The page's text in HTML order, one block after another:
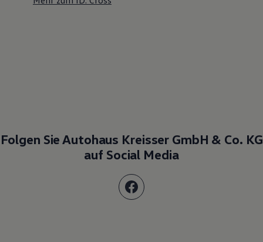
Folgen Sie Autohaus Kreisser GmbH & Co. KG
auf Social Media